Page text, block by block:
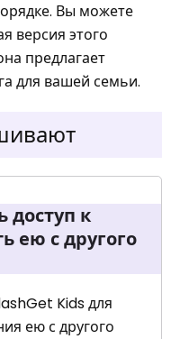
Вы можете
версия этого
предлагает
для вашей семьи.
доступ к
ею с другого
Kids для
ею с другого